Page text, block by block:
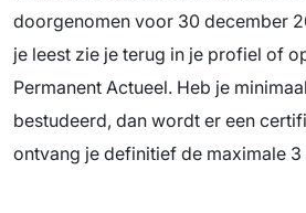
doorgenomen voor 30 december
je leest zie je terug in je profiel of
Permanent Actueel. Heb je
bestudeerd, dan wordt er een
ontvang je definitief de maximale 3